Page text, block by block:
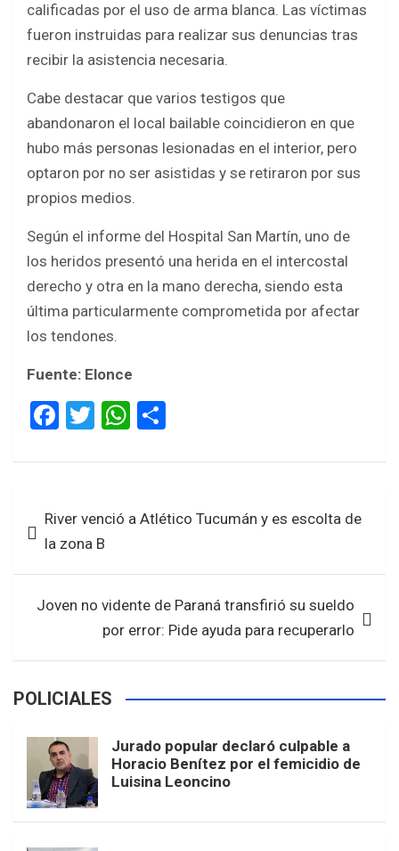
calificadas por el uso de arma blanca. Las víctimas
fueron instruidas para realizar sus denuncias tras
recibir la asistencia necesaria.
Cabe destacar que varios testigos que
abandonaron el local bailable coincidieron en que
hubo más personas lesionadas en el interior, pero
optaron por no ser asistidas y se retiraron por sus
propios medios.
Según el informe del Hospital San Martín, uno de
los heridos presentó una herida en el intercostal
derecho y otra en la mano derecha, siendo esta
última particularmente comprometida por afectar
los tendones.
Fuente: Elonce
F
ce
o
o
k
T
tt
W
at
A
p
ar
de River venció a Atlético Tucumán y es escolta de
la zona B
Joven no vidente de Paraná transfirió su sueldo
por error: Pide ayuda para recuperarlo
POLICIALES
Jurado popular declaró culpable a
Horacio Benítez por el femicidio de
Luisina Leoncino